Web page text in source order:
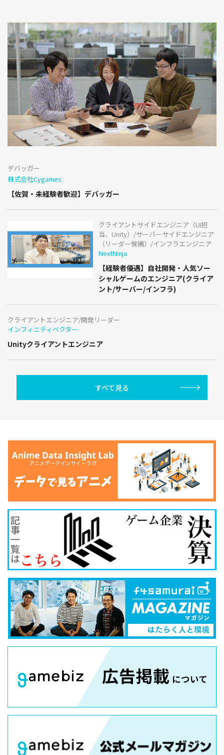
デバッガー
株式会社Cygames
【佐賀・未経験者歓迎】デバッガー
クライアントサイドエンジニア（UI担
当、Unity）/サーバーサイドエンジニア
（リーダー候補）/インフラエンジニア
NextNinja
【経験者優遇】自社開発・人気ソー
シャルゲームのエンジニア(クライア
ント/サーバー/インフラ)
クライアントエンジニア/開発リーダー
インフィニティベクター
Unityクライアントエンジニア
すべて見る